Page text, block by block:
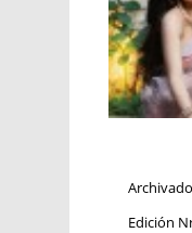
Edición